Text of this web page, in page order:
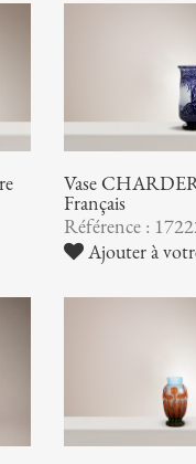
Vase
Français
Référence :
Ajouter à